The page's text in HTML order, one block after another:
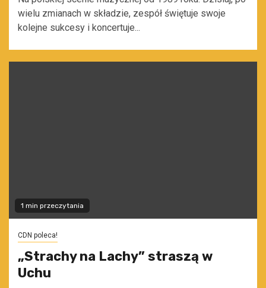
wielu zmianach w składzie, zespół świętuje swoje
kolejne sukcesy i koncertuje...
1 min przeczytania
CDN poleca!
„Strachy na Lachy” straszą w
Uchu